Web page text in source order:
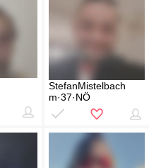
StefanMistelbach
m·37·NÖ